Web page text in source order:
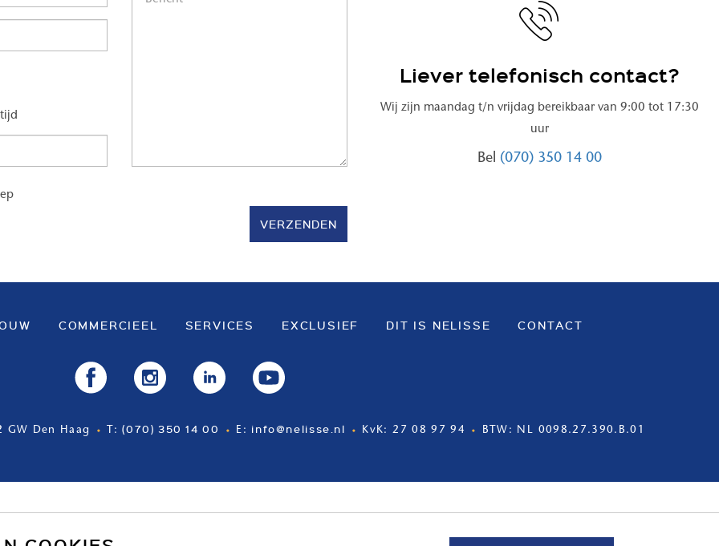
VERZENDEN
Liever telefonisch contact?
Wij zijn maandag t/n vrijdag bereikbaar van 9:00 tot 17:30
uur
Bel (070) 350 14 00
COMMERCIEEL SERVICES EXCLUSIEF DIT IS NELISSE CONTACT
GW Den Haag T:(070) 350 14 00 E: info@nelisse.nl KvK: 27 08 97 94 BTW: NL 0098.27.390.B.01